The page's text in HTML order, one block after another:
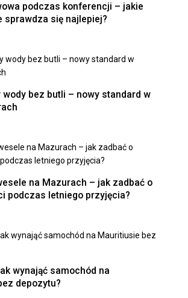
podczas konferencji – jakie
sprawdza się najlepiej?
wody bez butli – nowy standard w
na Mazurach – jak zadbać o
podczas letniego przyjęcia?
wynająć samochód na
depozytu?